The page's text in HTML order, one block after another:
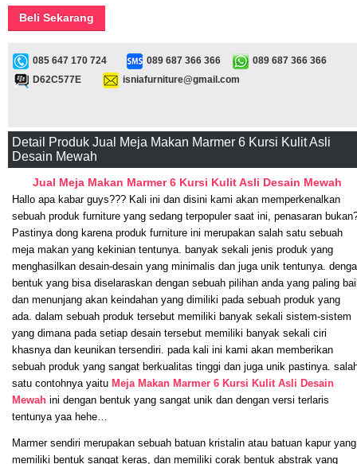
Beli Sekarang
085 647 170 724 089 687 366 366
089 687 366 366
D62C577E
isniafurniture@gmail.com
Detail Produk Jual Meja Makan Marmer 6 Kursi Kulit Asli
Desain Mewah
Jual Meja Makan Marmer 6 Kursi Kulit Asli Desain Mewah
Hallo apa kabar guys??? Kali ini dan disini kami akan memperkenalkan
sebuah produk furniture yang sedang terpopuler saat ini, penasaran
Pastinya dong karena produk furniture ini merupakan salah satu sebuah
meja makan yang kekinian tentunya. banyak sekali jenis produk yang
menghasilkan desain-desain yang minimalis dan juga unik tentunya.
bentuk yang bisa diselaraskan dengan sebuah pilihan anda yang paling
dan menunjang akan keindahan yang dimiliki pada sebuah produk yang
ada. dalam sebuah produk tersebut memiliki banyak sekali sistem-sistem
yang dimana pada setiap desain tersebut memiliki banyak sekali ciri
khasnya dan keunikan tersendiri. pada kali ini kami akan memberikan
sebuah produk yang sangat berkualitas tinggi dan juga unik pastinya.
satu contohnya yaitu Meja Makan Marmer 6 Kursi Kulit Asli Desain
Mewah ini dengan bentuk yang sangat unik dan dengan versi terlaris
tentunya yaa hehe…
Marmer sendiri merupakan sebuah batuan kristalin atau batuan kapur yang
memiliki bentuk sangat keras, dan memiliki corak bentuk abstrak yang